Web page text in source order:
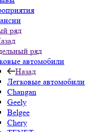
ряд
ряд
автомобили
Назад
Легковые автомобили
Changan
Geely
Belgee
Chery